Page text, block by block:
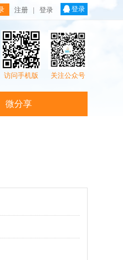
注册 登录 登录
关注公众号
访问手机版
微分享